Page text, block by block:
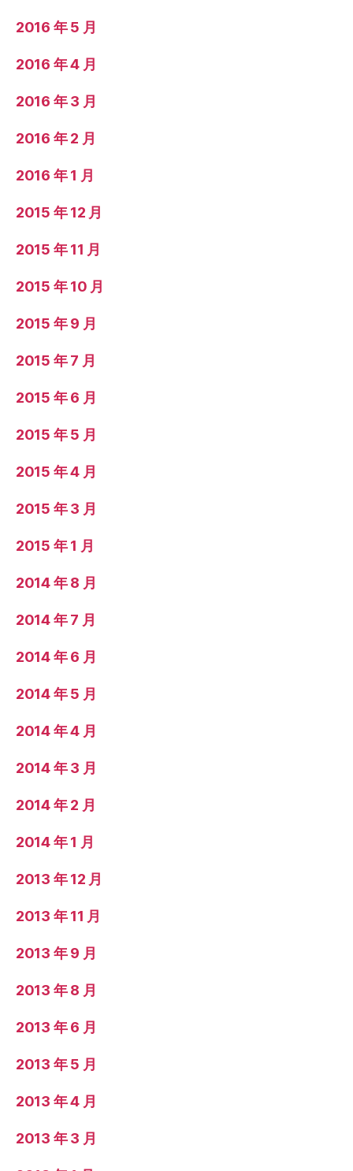
2016 年 5 月
2016 年 4 月
2016 年 3 月
2016 年 2 月
2016 年 1 月
2015 年 12 月
2015 年 11 月
2015 年 10 月
2015 年 9 月
2015 年 7 月
2015 年 6 月
2015 年 5 月
2015 年 4 月
2015 年 3 月
2015 年 1 月
2014 年 8 月
2014 年 7 月
2014 年 6 月
2014 年 5 月
2014 年 4 月
2014 年 3 月
2014 年 2 月
2014 年 1 月
2013 年 12 月
2013 年 11 月
2013 年 9 月
2013 年 8 月
2013 年 6 月
2013 年 5 月
2013 年 4 月
2013 年 3 月